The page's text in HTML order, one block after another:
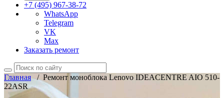
+7 (495) 967-38-72
WhatsApp
Telegram
VK
Max
Заказать ремонт
Главная/ Ремонт моноблока Lenovo IDEACENTRE AIO 510-
22ASR